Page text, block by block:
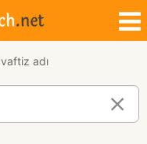
vaftiz adı